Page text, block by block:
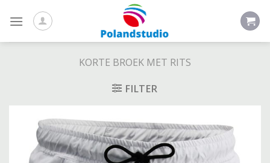
KORTE BROEK MET RITS
FILTER